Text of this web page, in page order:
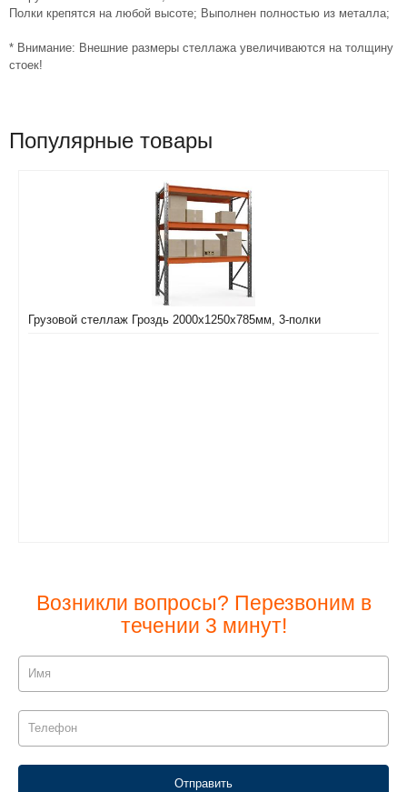
Полки крепятся на любой высоте; Выполнен полностью из металла;
* Внимание: Внешние размеры стеллажа увеличиваются на толщину
стоек!
Популярные товары
Грузовой стеллаж Гроздь 2000х1250х785мм, 3-полки
Возникли вопросы? Перезвоним в
течении 3 минут!